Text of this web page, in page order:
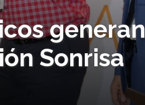
generan
Sonrisa